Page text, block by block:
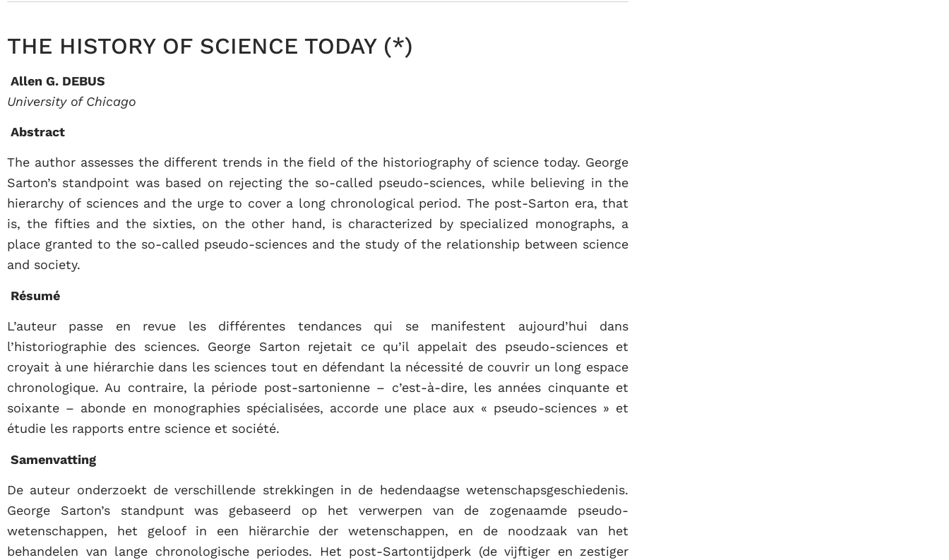
THE HISTORY OF SCIENCE TODAY (*)
Allen G. DEBUS
University of Chicago
Abstract
The author assesses the different trends in the field of the historiography of science today. George
Sarton’s standpoint was based on rejecting the so-called pseudo-sciences, while believing in the
hierarchy of sciences and the urge to cover a long chronological period. The post-Sarton era, that
is, the fifties and the sixties, on the other hand, is characterized by specialized monographs, a
place granted to the so-called pseudo-sciences and the study of the relationship between science
and society.
Résumé
L’auteur passe en revue les différentes tendances qui se manifestent aujourd’hui dans
l’historiographie des sciences. George Sarton rejetait ce qu’il appelait des pseudo-sciences et
croyait à une hiérarchie dans les sciences tout en défendant la nécessité de couvrir un long espace
chronologique. Au contraire, la période post-sartonienne – c’est-à-dire, les années cinquante et
soixante – abonde en monographies spécialisées, accorde une place aux « pseudo-sciences » et
étudie les rapports entre science et société.
Samenvatting
De auteur onderzoekt de verschillende strekkingen in de hedendaagse wetenschapsgeschiedenis.
George Sarton’s standpunt was gebaseerd op het verwerpen van de zogenaamde pseudo-
wetenschappen, het geloof in een hiërarchie der wetenschappen, en de noodzaak van het
behandelen van lange chronologische periodes. Het post-Sartontijdperk (de vijftiger en zestiger